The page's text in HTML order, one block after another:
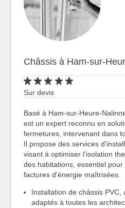
Châssis à Ham-sur-
Sur devis
Basé à Ham-sur-Heure-
est un expert reconnu en
fermetures, intervenant dans
Il propose des services
visant à optimiser l'isolation
des habitations, essentiel
factures d'énergie maîtrisées.
Installation de châssis PVC,
adaptés à toutes les